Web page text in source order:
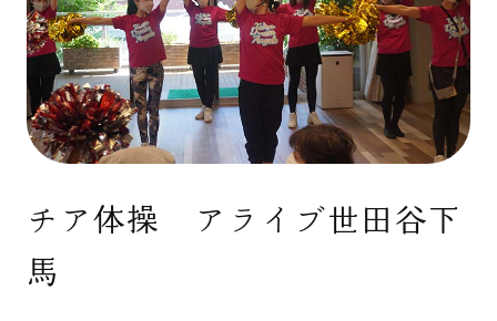
チア体操 アライブ世田谷下
馬